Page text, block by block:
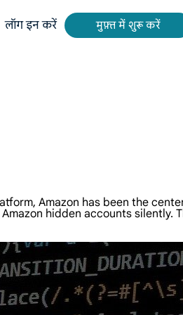
लॉग इन करें मुफ़्त में शुरू करें
Amazon has been the
hidden accounts silently.